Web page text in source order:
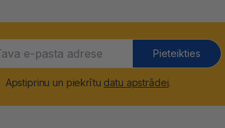
Pieteikties
Apstiprinu un piekrītu datu apstrādei.